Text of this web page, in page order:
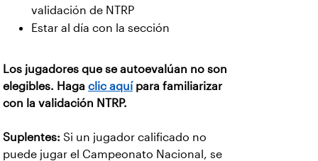
validación de NTRP
Estar al día con la sección
Los jugadores que se autoevalúan no son
elegibles. Haga clic aquípara familiarizar
con la validación NTRP.
Suplentes: Si un jugador calificado no
puede jugar el Campeonato Nacional, se